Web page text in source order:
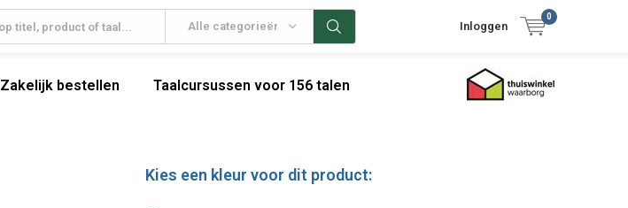
Alle categorieën Inloggen
0
Zakelijk bestellen Taalcursussen voor 156 talen
Kies een kleur voor dit product: